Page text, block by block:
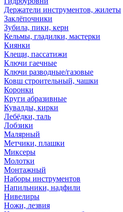
Держатели инструментов, жилеты
Заклёпочники
Зубила, пики, керн
Кельмы, гладилки, мастерки
Киянки
Клещи, пассатижи
Ключи гаечные
Ключи разводные/газовые
Ковш строительный, чашки
Коронки
Круги абразивные
Кувалды, кирки
Лебёдки, таль
Лобзики
Малярный
Метчики, плашки
Миксеры
Молотки
Монтажный
Наборы инструментов
Напильники, надфили
Нивелиры
Ножи, лезвия